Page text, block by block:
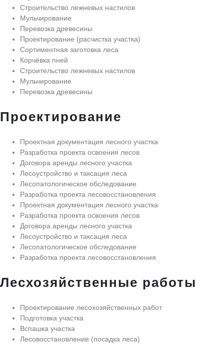
Строительство лежневых настилов
Мульчирование
Перевозка древесины
Проектирование (расчистка участка)
Сортиментная заготовка леса
Корчёвка пней
Строительство лежневых настилов
Мульчирование
Перевозка древесины
Проектирование
Проектная документация лесного участка
Разработка проекта освоения лесов
Договора аренды лесного участка
Лесоустройство и таксация леса
Лесопатологическое обследование
Разработка проекта лесовосстановления
Проектная документация лесного участка
Разработка проекта освоения лесов
Договора аренды лесного участка
Лесоустройство и таксация леса
Лесопатологическое обследование
Разработка проекта лесовосстановления
Лесхозяйственные работы
Проектирование лесохозяйственных работ
Подготовка участка
Вспашка участка
Лесовосстановление (посадка леса)